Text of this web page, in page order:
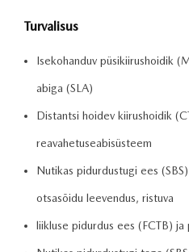
Turvalisus
Isekohanduv püsikiirushoidik
abiga (SLA)
Distantsi hoidev kiirushoidik
reavahetuseabisüsteem
Nutikas pidurdustugi ees
otsasõidu leevendus, ristuva
liikluse pidurdus ees (FCTB)